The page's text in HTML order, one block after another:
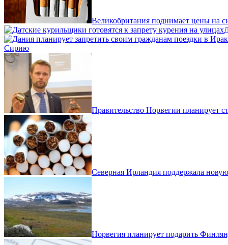
Великобритания поднимает цены на
Сирию
Правительство Норвегии планирует
Северная Ирландия поддержала
Норвегия планирует подарить